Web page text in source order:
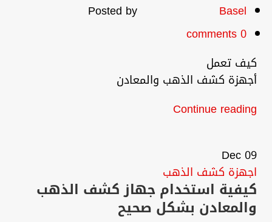
Posted by
Basel
0
comments
كيف تعمل
أجهزة كشف الذهب والمعادن
Continue reading
09
Dec
اجهزة كشف الذهب
كيفية استخدام جهاز كشف الذهب
والمعادن بشكل صحيح